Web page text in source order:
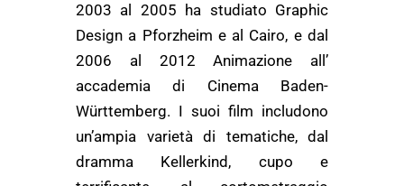
2003 al 2005 ha studiato Graphic
Design a Pforzheim e al Cairo, e dal
2006 al 2012 Animazione all’
accademia di Cinema Baden-
Württemberg. I suoi film includono
un’ampia varietà di tematiche, dal
dramma Kellerkind, cupo e